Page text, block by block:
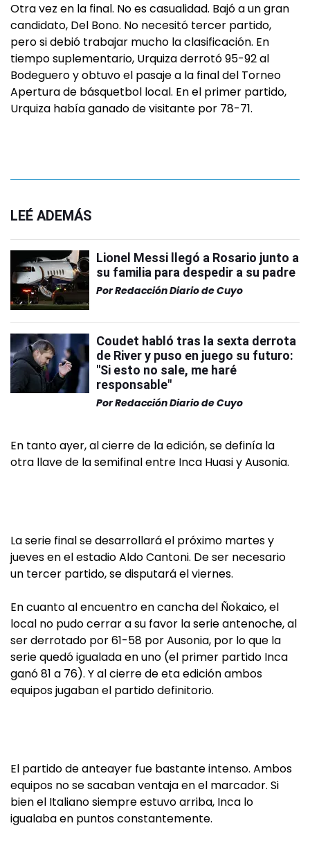
Otra vez en la final. No es casualidad. Bajó a un gran
candidato, Del Bono. No necesitó tercer partido,
pero si debió trabajar mucho la clasificación. En
tiempo suplementario, Urquiza derrotó 95-92 al
Bodeguero y obtuvo el pasaje a la final del Torneo
Apertura de básquetbol local. En el primer partido,
Urquiza había ganado de visitante por 78-71.
LEÉ ADEMÁS
Lionel Messi llegó a Rosario junto a
su familia para despedir a su padre
PorRedacción Diario de Cuyo
Coudet habló tras la sexta derrota
de River y puso en juego su futuro:
"Si esto no sale, me haré
responsable"
PorRedacción Diario de Cuyo
En tanto ayer, al cierre de la edición, se definía la
otra llave de la semifinal entre Inca Huasi y Ausonia.
La serie final se desarrollará el próximo martes y
jueves en el estadio Aldo Cantoni. De ser necesario
un tercer partido, se disputará el viernes.
En cuanto al encuentro en cancha del Ñokaico, el
local no pudo cerrar a su favor la serie antenoche, al
ser derrotado por 61-58 por Ausonia, por lo que la
serie quedó igualada en uno (el primer partido Inca
ganó 81 a 76). Y al cierre de eta edición ambos
equipos jugaban el partido definitorio.
El partido de anteayer fue bastante intenso. Ambos
equipos no se sacaban ventaja en el marcador. Si
bien el Italiano siempre estuvo arriba, Inca lo
igualaba en puntos constantemente.